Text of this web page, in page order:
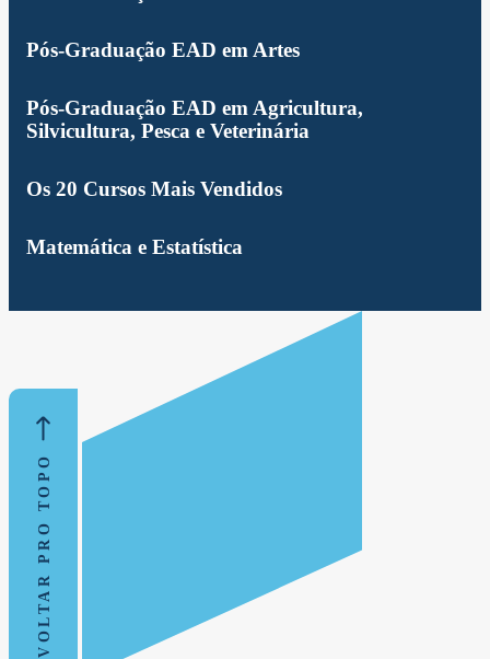
Pós-Graduação EAD em Artes
Pós-Graduação EAD em Agricultura,
Silvicultura, Pesca e Veterinária
Os 20 Cursos Mais Vendidos
Matemática e Estatística
VOLTAR PRO TOPO